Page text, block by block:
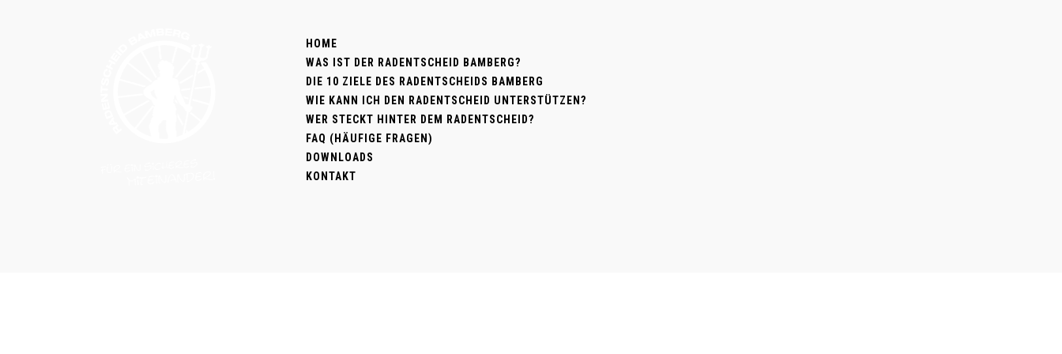
HOME
WAS IST DER RADENTSCHEID BAMBERG?
DIE 10 ZIELE DES RADENTSCHEIDS BAMBERG
WIE KANN ICH DEN RADENTSCHEID UNTERSTÜTZEN?
WER STECKT HINTER DEM RADENTSCHEID?
FAQ (HÄUFIGE FRAGEN)
DOWNLOADS
KONTAKT